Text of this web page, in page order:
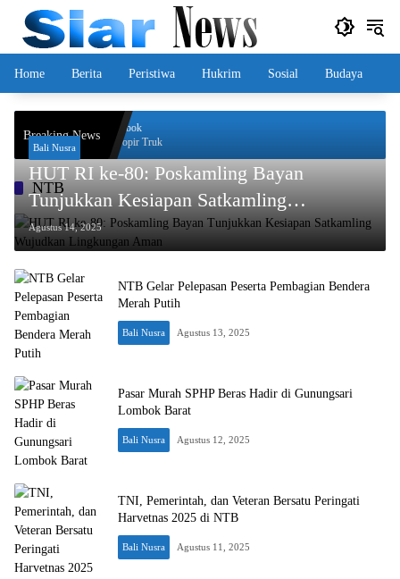
Langsung
konten
Home Berita Peristiwa Hukrim Sosial Budaya
Breaking News
ke-70, Polres Lombok
Kesehatan untuk Sopir Truk
NTB
Bali Nusra
HUT RI ke-80: Poskamling Bayan
Tunjukkan Kesiapan Satkamling
Wujudkan Lingkungan Aman
Agustus 14, 2025
NTB Gelar Pelepasan Peserta Pembagian Bendera
Merah Putih
Bali Nusra Agustus 13, 2025
Pasar Murah SPHP Beras Hadir di Gunungsari
Lombok Barat
Bali Nusra Agustus 12, 2025
TNI, Pemerintah, dan Veteran Bersatu Peringati
Harvetnas 2025 di NTB
Bali Nusra Agustus 11, 2025